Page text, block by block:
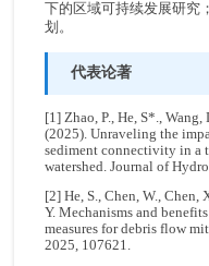
下的区域可持续发展研
划。
代表论著
[1] Zhao, P., He, S*., Wang,
(2025). Unraveling the
sediment connectivity in a
watershed. Journal of
[2] He, S., Chen, W., Chen,
Y. Mechanisms and
measures for debris flow
2025, 107621.